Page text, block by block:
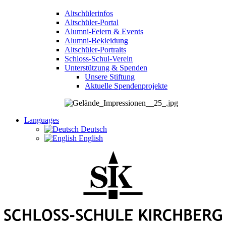
Altschülerinfos
Altschüler-Portal
Alumni-Feiern & Events
Alumni-Bekleidung
Altschüler-Portraits
Schloss-Schul-Verein
Unterstützung & Spenden
Unsere Stiftung
Aktuelle Spendenprojekte
Languages
Deutsch
English